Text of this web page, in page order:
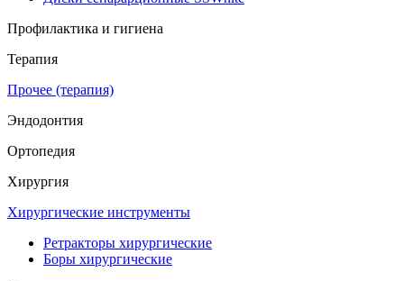
Профилактика и гигиена
Терапия
Прочее (терапия)
Эндодонтия
Ортопедия
Хирургия
Хирургические инструменты
Ретракторы хирургические
Боры хирургические